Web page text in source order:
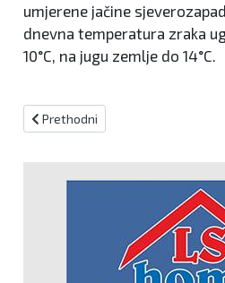
umjerene jačine
dnevna temperatura zraka
10°C, na jugu zemlje do 14°C.
Prethodni članak: Najavljene
Prethodni